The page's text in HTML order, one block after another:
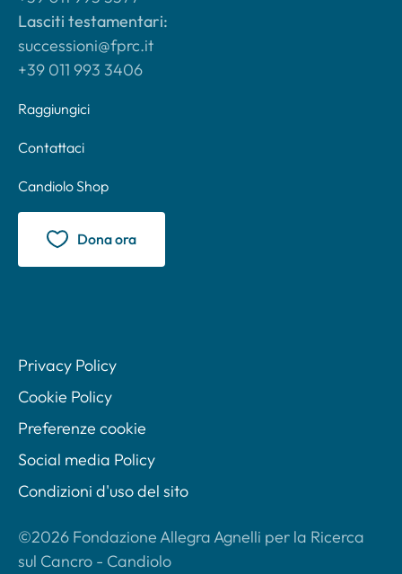
Lasciti testamentari:
successioni@fprc.it
+39 011 993 3406
Raggiungici
Contattaci
Candiolo Shop
Dona ora
©2026 Fondazione Allegra Agnelli per la Ricerca
sul Cancro - Candiolo
Privacy Policy
Cookie Policy
Preferenze cookie
Social media Policy
Condizioni d'uso del sito